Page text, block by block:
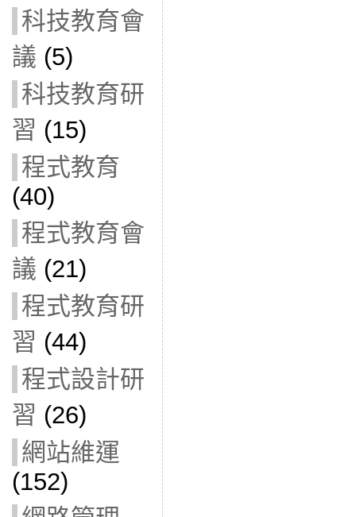
科技教育會
議 (5)
科技教育研
習 (15)
程式教育
(40)
程式教育會
議 (21)
程式教育研
習 (44)
程式設計研
習 (26)
網站維運
(152)